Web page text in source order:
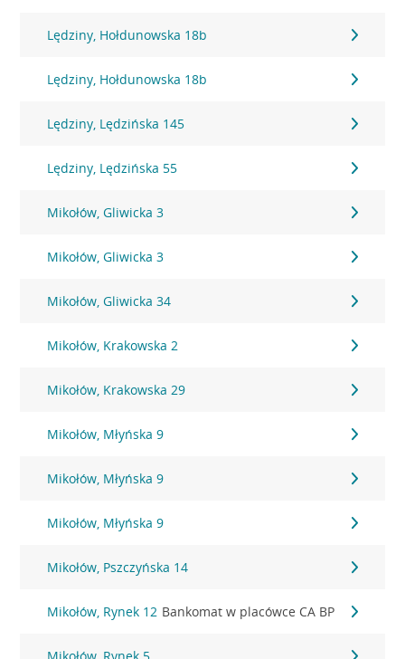
Lędziny, Hołdunowska 18b
Lędziny, Hołdunowska 18b
Lędziny, Lędzińska 145
Lędziny, Lędzińska 55
Mikołów, Gliwicka 3
Mikołów, Gliwicka 3
Mikołów, Gliwicka 34
Mikołów, Krakowska 2
Mikołów, Krakowska 29
Mikołów, Młyńska 9
Mikołów, Młyńska 9
Mikołów, Młyńska 9
Mikołów, Pszczyńska 14
Mikołów, Rynek 12 Bankomat w placówce CA BP